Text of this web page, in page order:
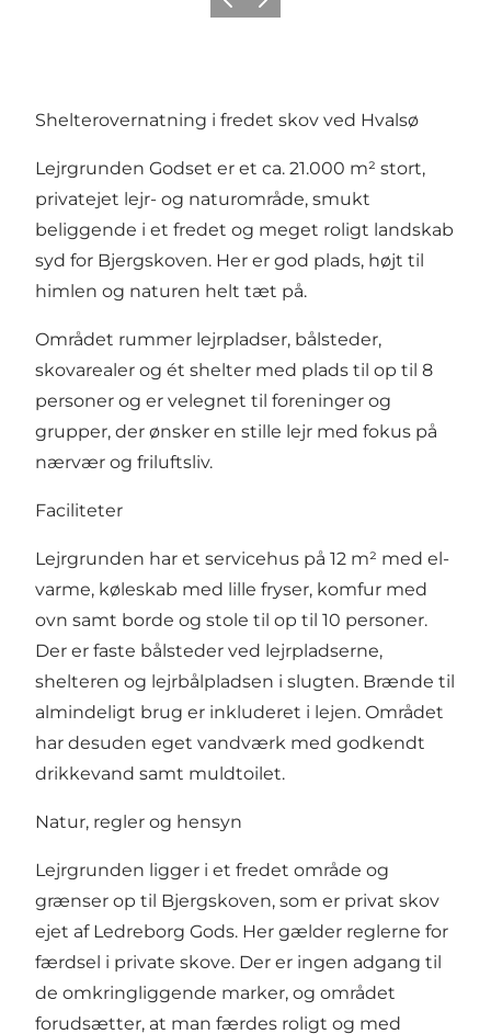
Forrige billede
Næste billede
Shelterovernatning i fredet skov ved Hvalsø
Lejrgrunden Godset er et ca. 21.000 m² stort,
privatejet lejr- og naturområde, smukt
beliggende i et fredet og meget roligt landskab
syd for Bjergskoven. Her er god plads, højt til
himlen og naturen helt tæt på.
Området rummer lejrpladser, bålsteder,
skovarealer og ét shelter med plads til op til 8
personer og er velegnet til foreninger og
grupper, der ønsker en stille lejr med fokus på
nærvær og friluftsliv.
Faciliteter
Lejrgrunden har et servicehus på 12 m² med el-
varme, køleskab med lille fryser, komfur med
ovn samt borde og stole til op til 10 personer.
Der er faste bålsteder ved lejrpladserne,
shelteren og lejrbålpladsen i slugten. Brænde til
almindeligt brug er inkluderet i lejen. Området
har desuden eget vandværk med godkendt
drikkevand samt muldtoilet.
Natur, regler og hensyn
Lejrgrunden ligger i et fredet område og
grænser op til Bjergskoven, som er privat skov
ejet af Ledreborg Gods. Her gælder reglerne for
færdsel i private skove. Der er ingen adgang til
de omkringliggende marker, og området
forudsætter, at man færdes roligt og med